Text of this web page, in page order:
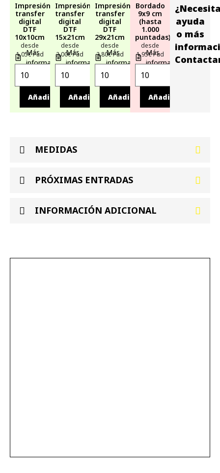
Impresión
transfer
digital
DTF
10x10cm
desde
1,05€ / ud
Más
información
Añadir
Impresión
transfer
digital
DTF
15x21cm
desde
2,00€ / ud
Más
información
Añadir
Impresión
transfer
digital
DTF
29x21cm
desde
2,80€ / ud
Más
información
Añadir
Bordado
9x9 cm
(hasta
1.000
puntadas)
desde
1,95€ / ud
Más
información
Añadir
ayuda
o más
MEDIDAS
PRÓXIMAS ENTRADAS
INFORMACIÓN ADICIONAL